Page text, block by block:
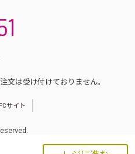
文は受け付けておりません。
PCサイト